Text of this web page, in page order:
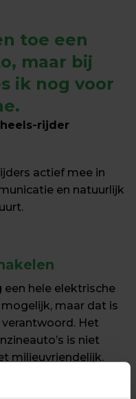
toe een
maar bij
ik nog voor
rijder
actief mee in
en natuurlijk
een hele elektrische
maar dat is
Het
is niet
milieuvriendelijk.
grondstoffen en